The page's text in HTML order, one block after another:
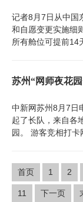
记者8月7日从中国
和自愿变更实施细
所有舱位可提前14
苏州“网师夜花
中新网苏州8月7日
起了长队，来自各
园。 游客竞相打
首页 1 2
11 下一页